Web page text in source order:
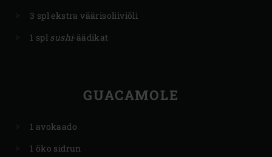
3 spl ekstra väärisoliiviõli
1 spl sushi-äädikat
GUACAMOLE
1 avokaado
1 öko sidrun